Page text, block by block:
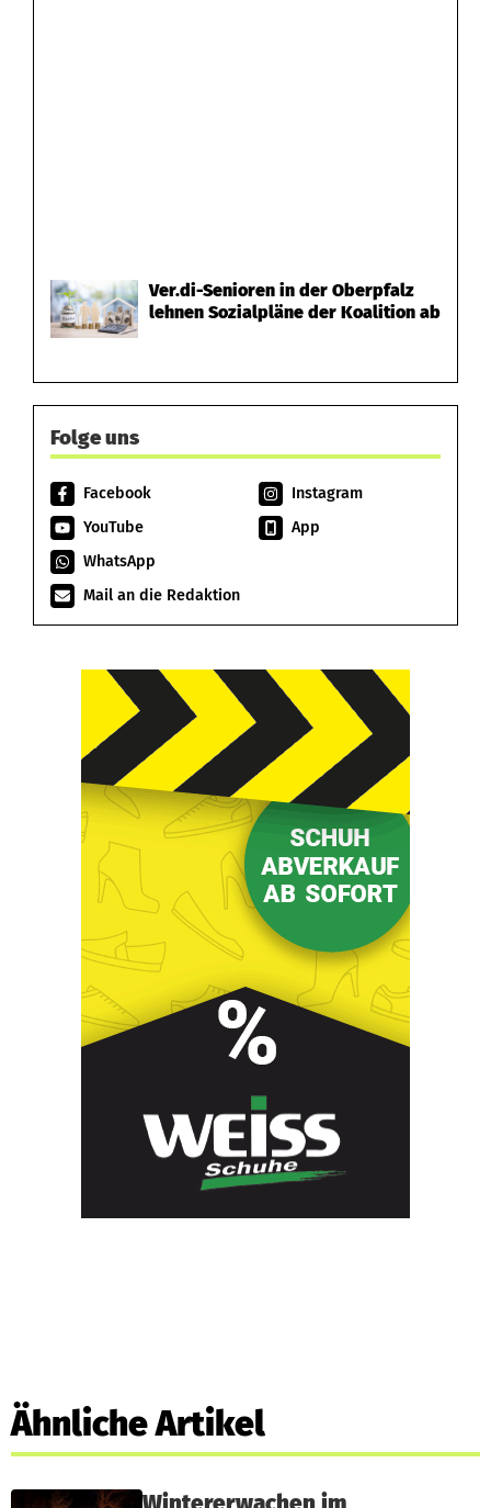
Ver.di-Senioren in der Oberpfalz
lehnen Sozialpläne der Koalition ab
Folge uns
Facebook
Instagram
YouTube
App
WhatsApp
Mail an die Redaktion
Ähnliche Artikel